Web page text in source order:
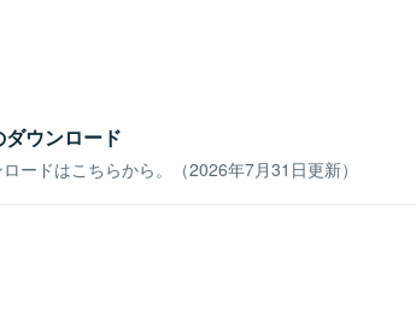
ウンロード
ードはこちらから。（2026年7月31日更新）